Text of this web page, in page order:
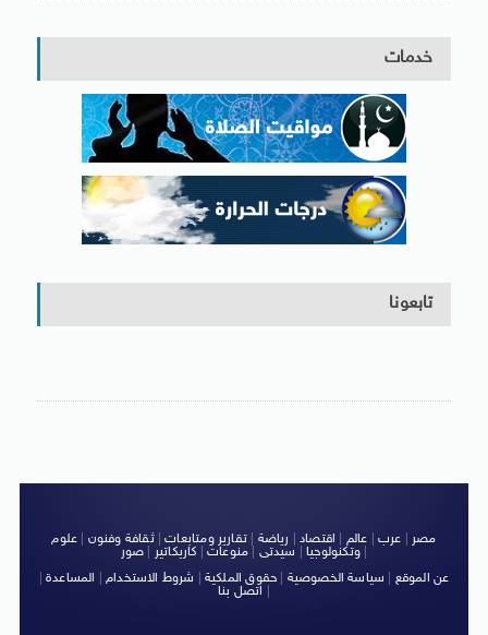
خدمات
تابعونا
مصر عرب عالم اقتصاد رياضة |تقارير ومتابعات|ثقافة وفنون
علوم
وتكنولوجيا| سيدتى منوعات كاريكاتير صور
|
عن الموقع
سياسة الخصوصية حقوق الملكية شروط الاستخدام| المساعدة|
اتصل بنا